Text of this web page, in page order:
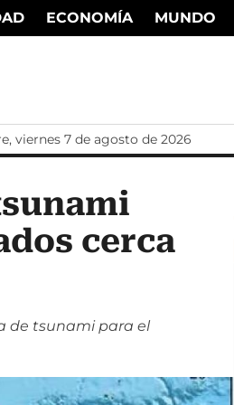
ECONOMÍA MUNDO
viernes 7 de agosto de 2026
cerca
de tsunami para el